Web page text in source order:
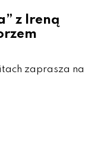
z Ireną
zaprasza na